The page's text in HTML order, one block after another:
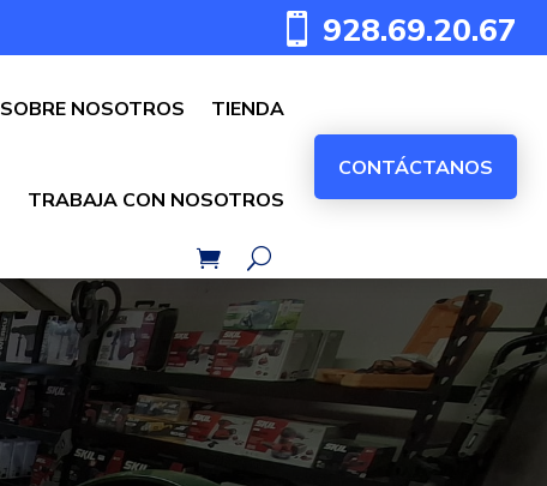
 928.69.20.67
SOBRE NOSOTROS TIENDA
TRABAJA CON NOSOTROS
CONTÁCTANOS